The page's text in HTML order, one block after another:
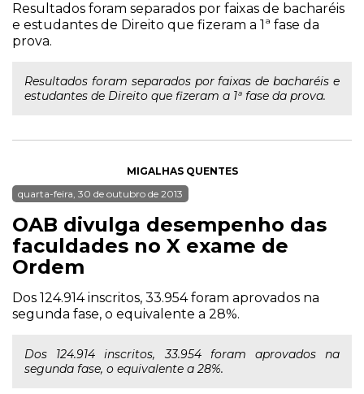
Resultados foram separados por faixas de bacharéis
e estudantes de Direito que fizeram a 1ª fase da
prova.
Resultados foram separados por faixas de bacharéis e
estudantes de Direito que fizeram a 1ª fase da prova.
MIGALHAS QUENTES
quarta-feira, 30 de outubro de 2013
OAB divulga desempenho das
faculdades no X exame de
Ordem
Dos 124.914 inscritos, 33.954 foram aprovados na
segunda fase, o equivalente a 28%.
Dos 124.914 inscritos, 33.954 foram aprovados na
segunda fase, o equivalente a 28%.